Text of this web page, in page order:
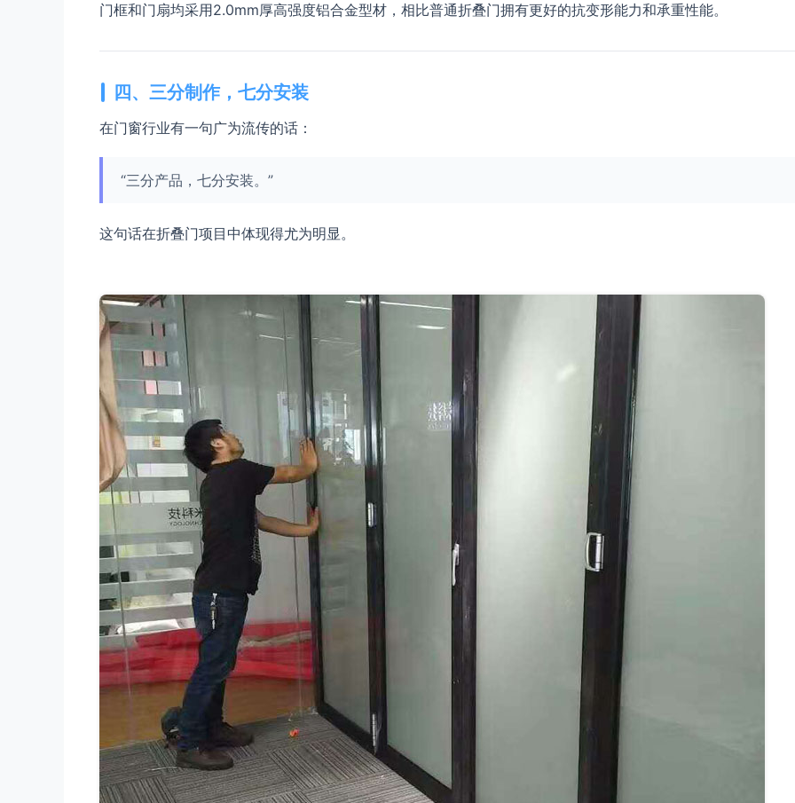
门框和门扇均采用2.0mm厚高强度铝合金型材，相比普通折叠门拥有更好的抗变形能力和承重性能。
四、三分制作，七分安装
在门窗行业有一句广为流传的话：
“三分产品，七分安装。”
这句话在折叠门项目中体现得尤为明显。